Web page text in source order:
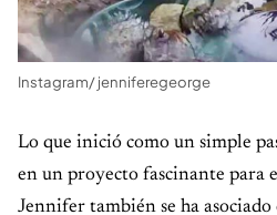
Instagram/ jenniferegeorge
Lo que inició como un simple
en un proyecto fascinante para
Jennifer también se ha asociado